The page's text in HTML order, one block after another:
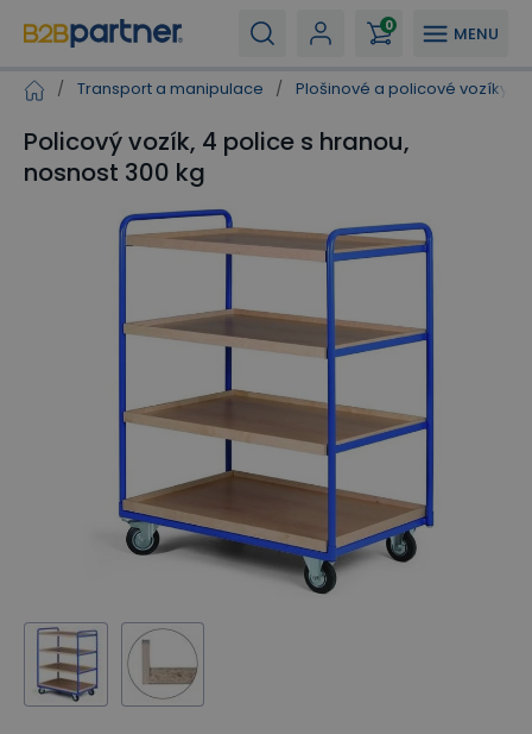
MENU
0
/ Transport a manipulace / Plošinové a policové vozíky
Policový vozík, 4 police s hranou,
nosnost 300 kg